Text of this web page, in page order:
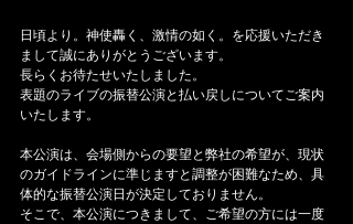
日頃より。神使轟く、激情の如く。を応援いただき
まして誠にありがとうございます。
長らくお待たせいたしました。
表題のライブの振替公演と払い戻しについてご案内
いたします。
本公演は、会場側からの要望と弊社の希望が、現状
のガイドラインに準じますと調整が困難なため、具
体的な振替公演日が決定しておりません。
そこで、本公演につきまして、ご希望の方には一度